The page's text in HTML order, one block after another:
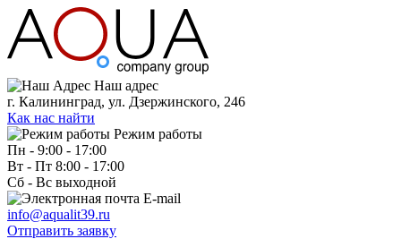
Наш адрес
г. Калининград, ул. Дзержинского, 246
Как нас найти
Режим работы
Пн - 9:00 - 17:00
Вт - Пт 8:00 - 17:00
Сб - Вс выходной
E-mail
info@aqualit39.ru
Отправить заявку